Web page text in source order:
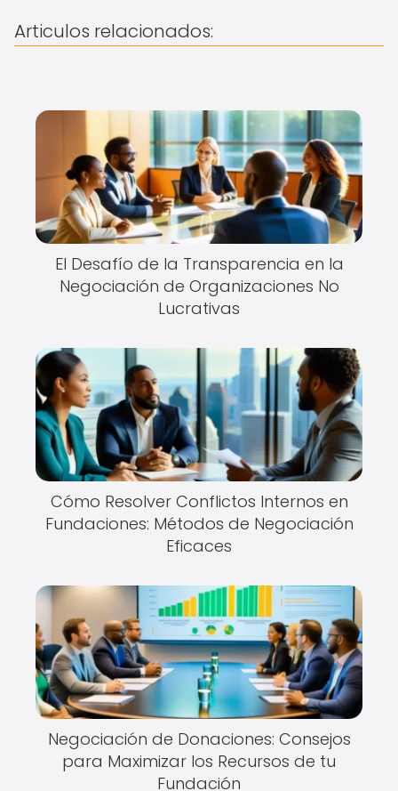
Articulos relacionados:
El Desafío de la Transparencia en la
Negociación de Organizaciones No
Lucrativas
Cómo Resolver Conflictos Internos en
Fundaciones: Métodos de Negociación
Eficaces
Negociación de Donaciones: Consejos
para Maximizar los Recursos de tu
Fundación